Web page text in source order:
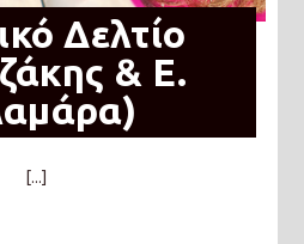
Δελτίο
& Ε.
[...]